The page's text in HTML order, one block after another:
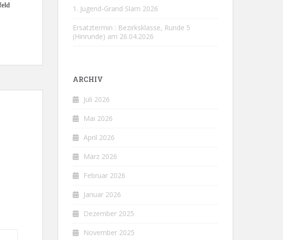
1. Jugend-Grand Slam 2026
Ersatztermin : Bezirksklasse, Runde 5
(Hinrunde) am 26.04.2026
ARCHIV
Juli 2026
Mai 2026
April 2026
März 2026
Februar 2026
Januar 2026
Dezember 2025
November 2025